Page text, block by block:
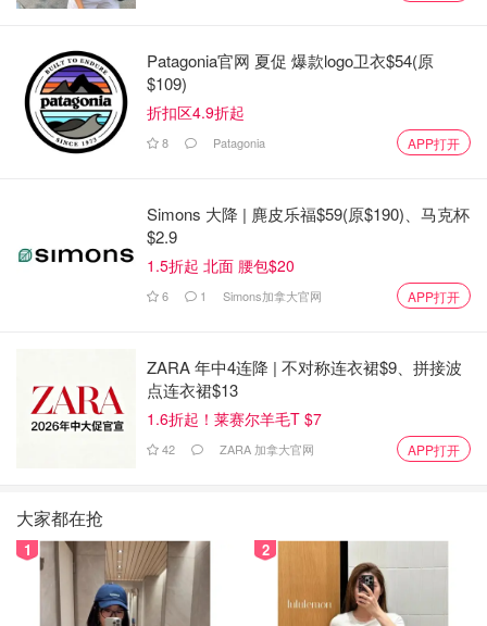
Patagonia官网 夏促 爆款logo卫衣$54(原
$109)
折扣区4.9折起
8 Patagonia APP打开
Simons 大降 | 麂皮乐福$59(原$190)、马克杯
$2.9
1.5折起 北面 腰包$20
6 1 Simons加拿大官网 APP打开
ZARA 年中4连降 | 不对称连衣裙$9、拼接波
点连衣裙$13
1.6折起！莱赛尔羊毛T $7
42 ZARA 加拿大官网 APP打开
大家都在抢
1 2